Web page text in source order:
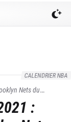
CALENDRIER NBA
Netsdu
: